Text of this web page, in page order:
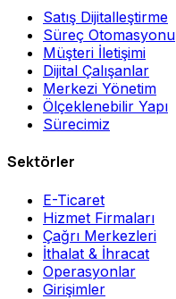
Satış Dijitalleştirme
Süreç Otomasyonu
Müşteri İletişimi
Dijital Çalışanlar
Merkezi Yönetim
Ölçeklenebilir Yapı
Sürecimiz
Sektörler
E-Ticaret
Hizmet Firmaları
Çağrı Merkezleri
İthalat & İhracat
Operasyonlar
Girişimler